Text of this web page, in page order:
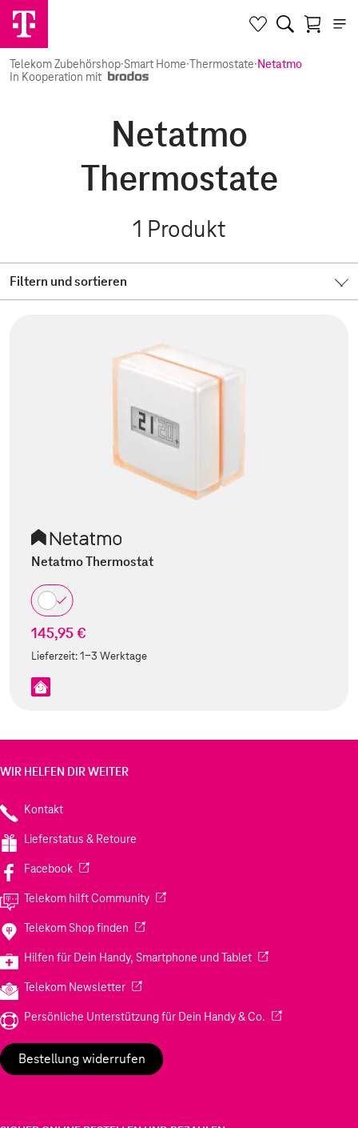
Telekom Zubehörshop·Smart Home·Thermostate·Netatmo
In Kooperation mit
Netatmo
Thermostate
1 Produkt
Filtern und sortieren
Netatmo Thermostat
145,95 €
Lieferzeit:1-3 Werktage
WIR HELFEN DIR WEITER
Kontakt
Lieferstatus & Retoure
Facebook(Wird in einem neuen Tab geöffnet)
Telekom hilft Community(Wird in einem neuen Tab geöffnet)
Telekom Shop finden (Wird in einem neuen Tab geöffnet)
Hilfen für Dein Handy, Smartphone und Tablet(Wird in einem
Telekom Newsletter(Wird in einem neuen Tab geöffnet)
Persönliche Unterstützung für Dein Handy & Co. (Wird in einem
Bestellung widerrufen